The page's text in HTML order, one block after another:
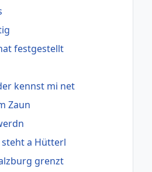
festgestellt
kennst mi net
Zaun
a Hütterl
grenzt